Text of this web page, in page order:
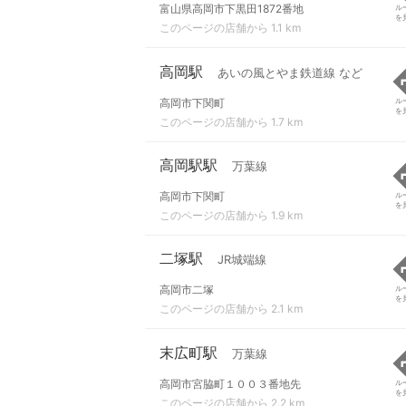
富山県高岡市下黒田1872番地
このページの店舗から 1.1 km
ル
を
高岡駅 あいの風とやま鉄道線 など
高岡市下関町
このページの店舗から 1.7 km
ル
を
高岡駅駅 万葉線
高岡市下関町
このページの店舗から 1.9 km
ル
を
二塚駅 JR城端線
高岡市二塚
このページの店舗から 2.1 km
ル
を
末広町駅 万葉線
高岡市宮脇町１００３番地先
このページの店舗から 2.2 km
ル
を